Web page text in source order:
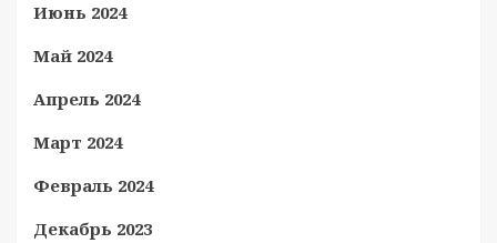
Июнь 2024
Май 2024
Апрель 2024
Март 2024
Февраль 2024
Декабрь 2023